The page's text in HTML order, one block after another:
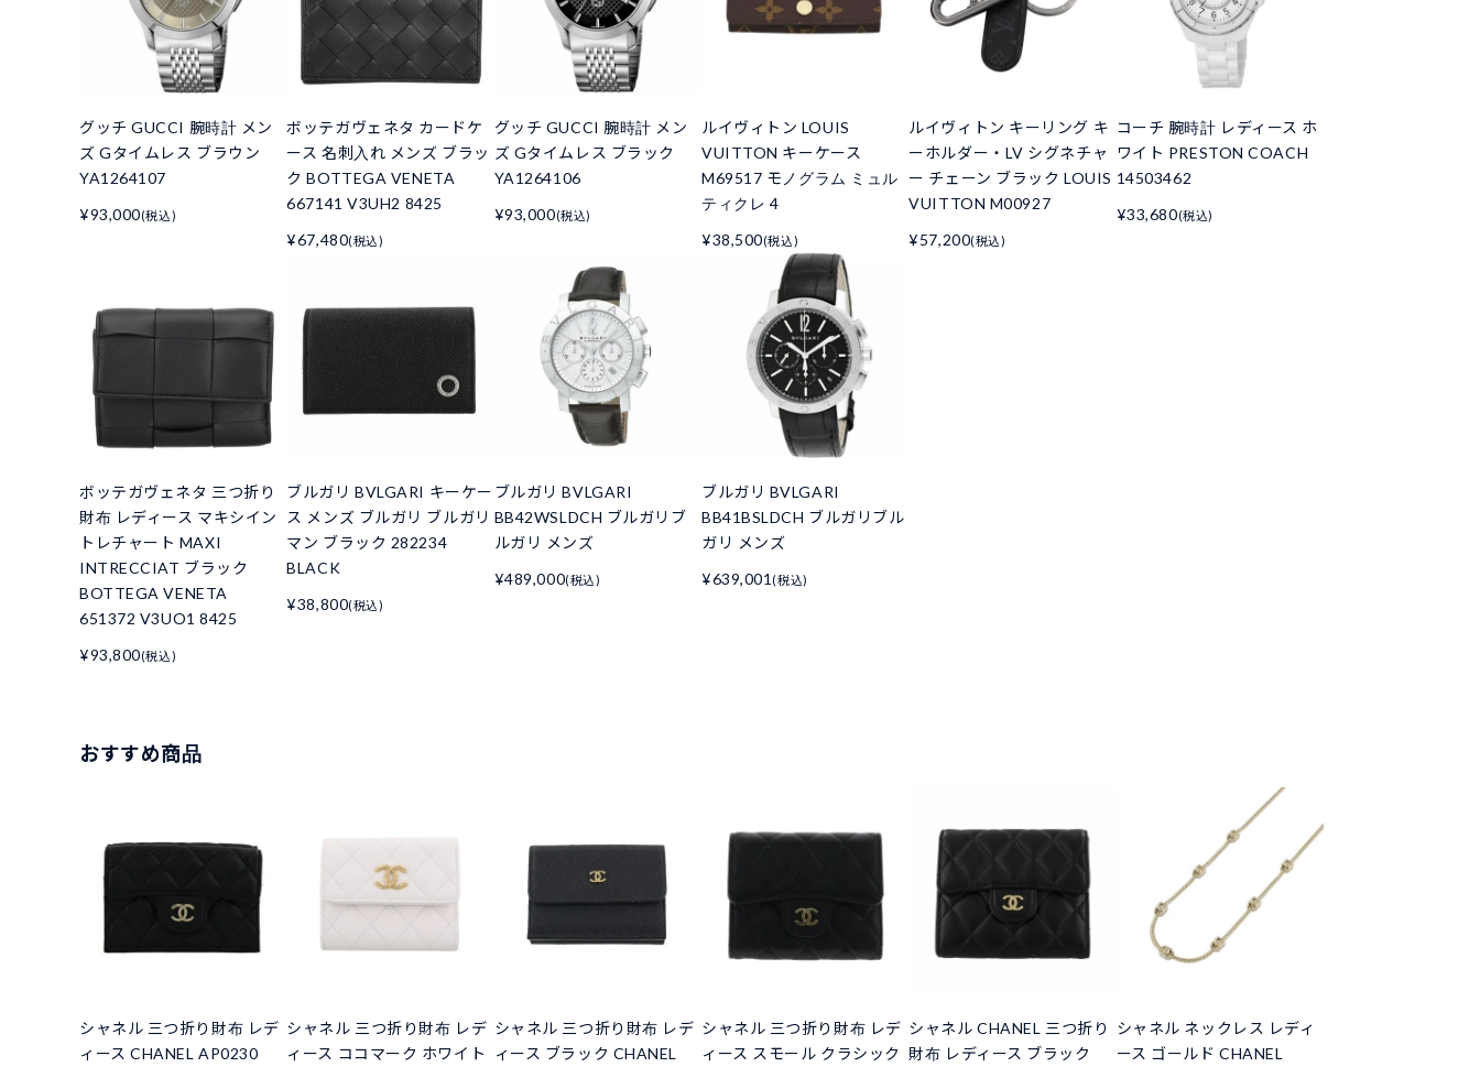
グッチ GUCCI 腕時計 メン
ズ Gタイムレス ブラウン
YA1264107
¥93,000(税込)
ボッテガヴェネタ カードケ
ース 名刺入れ メンズ ブラッ
ク BOTTEGA VENETA
667141 V3UH2 8425
¥67,480(税込)
グッチ GUCCI 腕時計 メン
ズ Gタイムレス ブラック
YA1264106
¥93,000(税込)
ルイヴィトン LOUIS
VUITTON キーケース
M69517 モノグラム ミュル
ティクレ 4
¥38,500(税込)
ルイヴィトン キーリング キ
ーホルダー・LV シグネチャ
ー チェーン ブラック LOUIS
VUITTON M00927
¥57,200(税込)
コーチ 腕時計 レディース ホ
ワイト PRESTON COACH
14503462
¥33,680(税込)
ボッテガヴェネタ 三つ折り
財布 レディース マキシイン
トレチャート MAXI
INTRECCIAT ブラック
BOTTEGA VENETA
651372 V3UO1 8425
¥93,800(税込)
ブルガリ BVLGARI キーケー
ス メンズ ブルガリ ブルガリ
マン ブラック 282234
BLACK
¥38,800(税込)
ブルガリ BVLGARI
BB42WSLDCH ブルガリブ
ルガリ メンズ
¥489,000(税込)
ブルガリ BVLGARI
BB41BSLDCH ブルガリブル
ガリ メンズ
¥639,001 (税込)
おすすめ商品
シャネル 三つ折り財布 レデ
ィース CHANEL AP0230
シャネル 三つ折り財布 レデ
ィース ココマーク ホワイト
シャネル 三つ折り財布 レデ
ィース ブラック CHANEL
シャネル 三つ折り財布 レデ
ィース スモール クラシック
シャネル CHANEL 三つ折り
財布 レディース ブラック
シャネル ネックレス レディ
ース ゴールド CHANEL